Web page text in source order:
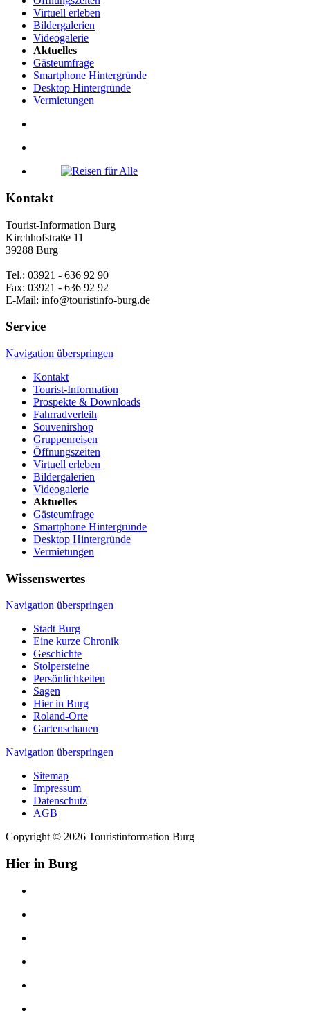
Virtuell erleben
Bildergalerien
Videogalerie
Aktuelles
Gästeumfrage
Smartphone Hintergründe
Desktop Hintergründe
Vermietungen
Kontakt
Tourist-Information Burg
Kirchhofstraße 11
39288 Burg
Tel.: 03921 - 636 92 90
Fax: 03921 - 636 92 92
E-Mail: info@touristinfo-burg.de
Service
Navigation überspringen
Kontakt
Tourist-Information
Prospekte & Downloads
Fahrradverleih
Souvenirshop
Gruppenreisen
Öffnungszeiten
Virtuell erleben
Bildergalerien
Videogalerie
Aktuelles
Gästeumfrage
Smartphone Hintergründe
Desktop Hintergründe
Vermietungen
Wissenswertes
Navigation überspringen
Stadt Burg
Eine kurze Chronik
Geschichte
Stolpersteine
Persönlichkeiten
Sagen
Hier in Burg
Roland-Orte
Gartenschauen
Navigation überspringen
Sitemap
Impressum
Datenschutz
AGB
Copyright © 2026 Touristinformation Burg
Hier in Burg